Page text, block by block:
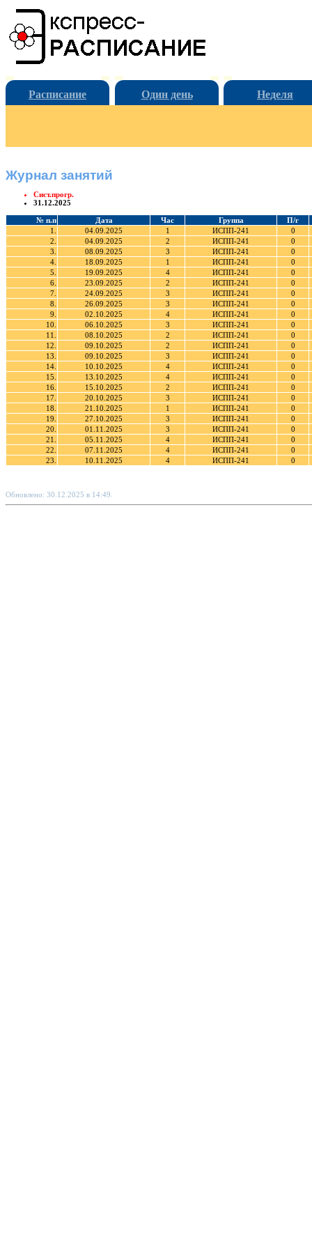
Расписание Один день Неделя
Журнал занятий
Сист.прогр.
31.12.2025
№ п.п Дата Час Группа
П/г
1.
04.09.2025 1 ИСПП-241
0
2.
04.09.2025 2 ИСПП-241
0
3.
08.09.2025 3 ИСПП-241
0
4.
18.09.2025 1 ИСПП-241
0
5.
19.09.2025 4 ИСПП-241
0
6.
23.09.2025 2 ИСПП-241
0
7.
24.09.2025 3 ИСПП-241
0
8.
26.09.2025 3 ИСПП-241
0
9.
02.10.2025 4 ИСПП-241
0
10.
06.10.2025 3 ИСПП-241
0
11.
08.10.2025 2 ИСПП-241
0
12.
09.10.2025 2 ИСПП-241
0
13.
09.10.2025 3 ИСПП-241
0
14.
10.10.2025 4 ИСПП-241
0
15.
13.10.2025 4 ИСПП-241
0
16.
15.10.2025 2 ИСПП-241
0
17.
20.10.2025 3 ИСПП-241
0
18.
21.10.2025 1 ИСПП-241
0
19.
27.10.2025 3 ИСПП-241
0
20.
01.11.2025 3 ИСПП-241
0
21.
05.11.2025 4 ИСПП-241
0
22.
07.11.2025 4 ИСПП-241
0
23.
10.11.2025 4 ИСПП-241 0
Обновлено: 30.12.2025 в 14:49.